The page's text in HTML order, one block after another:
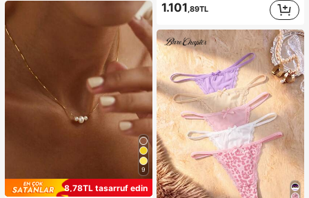
9
8,78TL tasarruf edin
1.101,89TL